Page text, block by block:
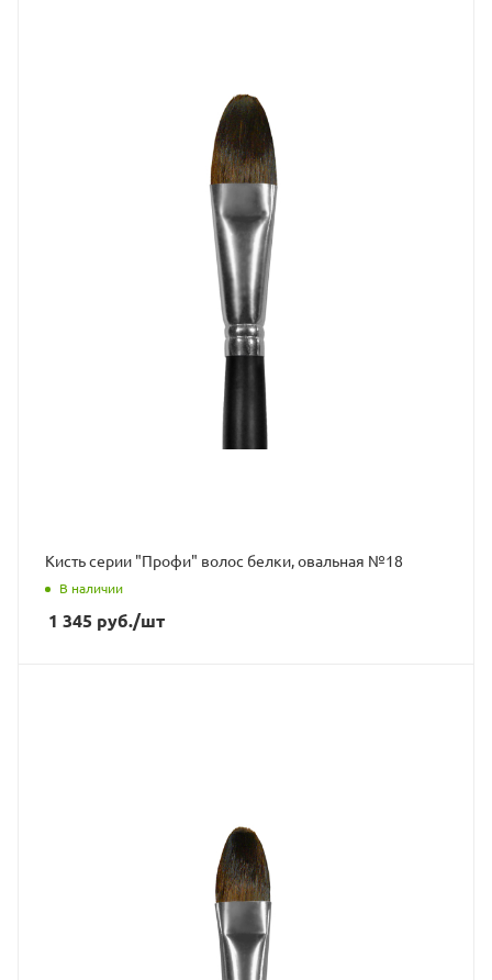
Кисть серии "Профи" волос белки, овальная №18
В наличии
1 345 руб./шт